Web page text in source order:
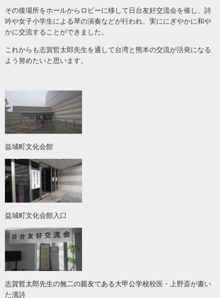
その後場所をホールからロビーに移して日台友好交流会を催し、詩
吟や女子小学生による琴の演奏などが行われ、実ににぎやかに和や
かに交流することができました。
これからも志賀哲太郎先生を通して台湾と熊本の交流が活発になる
よう努めたいと思います。
益城町文化会館
益城町文化会館入口
志賀哲太郎先生の無二の親友である大甲公学校校医・上野斎が書い
た漢詩